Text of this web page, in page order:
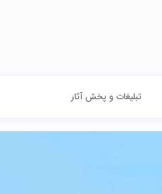
تبلیغات و پخش آثار